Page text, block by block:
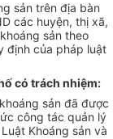
g sản trên địa bàn
các huyện, thị xã,
hoáng sản theo
định của pháp luật
có trách nhiệm:
hoáng sản đã được
công tác quản lý
Khoáng sản và